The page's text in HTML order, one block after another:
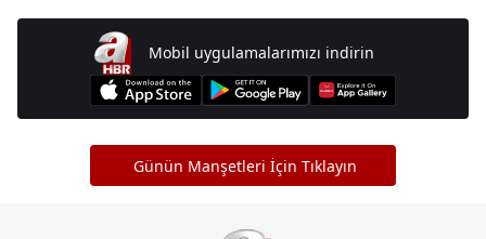
Mobil uygulamalarımızı indirin
Günün Manşetleri İçin Tıklayın